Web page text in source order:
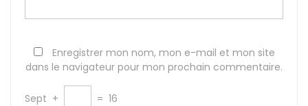
Enregistrer mon nom, mon e-mail et mon site
dans le navigateur pour mon prochain commentaire.
Sept + = 16